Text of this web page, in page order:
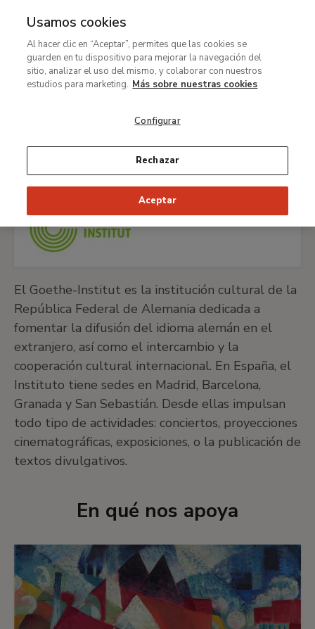
MENÚ
contenido
principal
Ruta
de
Patrocinio y colaboración
Apoyo empresarial
Empresas participantes
Instituto Goethe
VISITAR WEB INSTITUTO GOETHE
El Goethe-Institut es la institución cultural de la
República Federal de Alemania dedicada a
fomentar la difusión del idioma alemán en el
extranjero, así como el intercambio y la
cooperación cultural internacional. En España, el
Instituto tiene sedes en Madrid, Barcelona,
Granada y San Sebastián. Desde ellas impulsan
todo tipo de actividades: conciertos, proyecciones
cinematográficas, exposiciones, o la publicación de
textos divulgativos.
En qué nos apoya
Usamos cookies
Al hacer clic en “Aceptar”, permites que las cookies se
guarden en tu dispositivo para mejorar la navegación del
sitio, analizar el uso del mismo, y colaborar con nuestros
estudios para marketing. Más sobre nuestras cookies
Configurar
Rechazar
Aceptar